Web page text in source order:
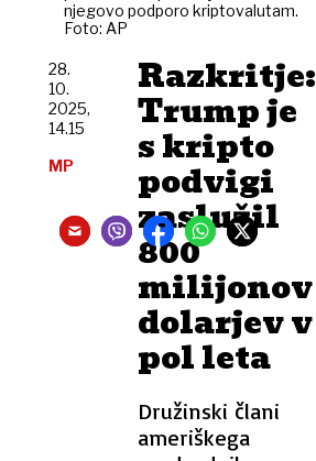
njegovo podporo kriptovalutam.
Foto: AP
Razkritje:
Trump je
s kripto
podvigi
zaslužil
800
milijonov
dolarjev v
pol leta
Družinski člani
ameriškega
28.
10.
2025,
14.15
MP